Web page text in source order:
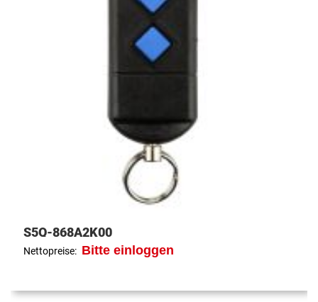
S5Q-868A2K00
Nettopreise: Bitte einloggen